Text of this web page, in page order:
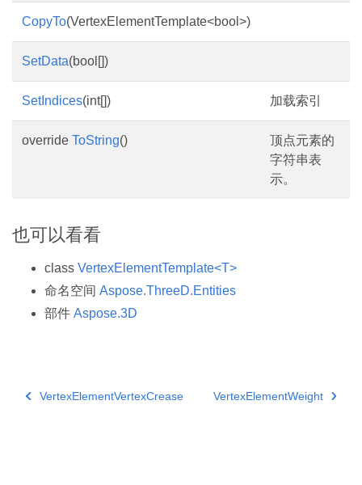
CopyTo(VertexElementTemplate<bool>)
SetData(bool[])
SetIndices(int[]) 加载索引
override ToString()
顶点元素的
字符串表
示。
也可以看看
class VertexElementTemplate<T>
命名空间 Aspose.ThreeD.Entities
部件 Aspose.3D
VertexElementVertexCrease VertexElementWeight